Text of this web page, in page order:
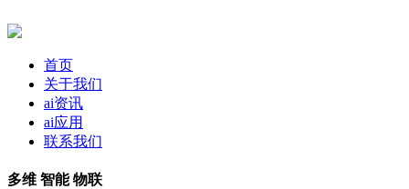
首页
关于我们
ai资讯
ai应用
联系我们
多维 智能 物联